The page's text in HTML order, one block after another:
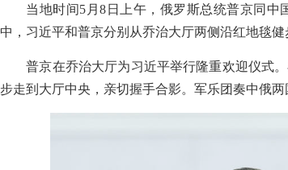
当地时间5月8日上午，俄罗斯总统普京同
中，习近平和普京分别从乔治大厅两侧沿红地毯
普京在乔治大厅为习近平举行隆重欢迎仪式
步走到大厅中央，亲切握手合影。军乐团奏中俄两